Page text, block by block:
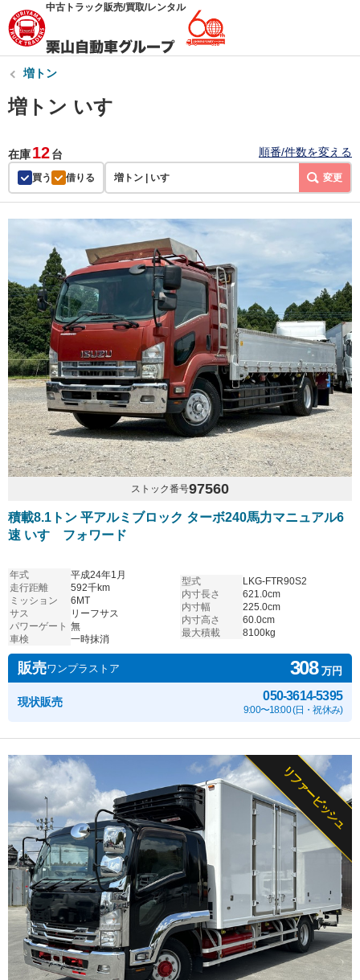
中古トラック販売/買取/レンタル
増トン
増トン いすゞ
在庫12台 順番/件数を変える
買う 借りる 増トン | いすゞ 変更
ストック番号97560
積載8.1トン 平アルミブロック ターボ240馬力マニュアル6
速 いすゞフォワード
年式
平成24年1月
走行距離
592千km
ミッション
6MT
サス
リーフサス
パワーゲート 無
車検
一時抹消
型式
LKG-FTR90S2
内寸長さ
621.0cm
内寸幅
225.0cm
内寸高さ
60.0cm
最大積載
8100kg
販売ワンプラストア 308万円
現状販売 050-3614-5395
9:00〜18:00 (日・祝休み)
リファービッシュ